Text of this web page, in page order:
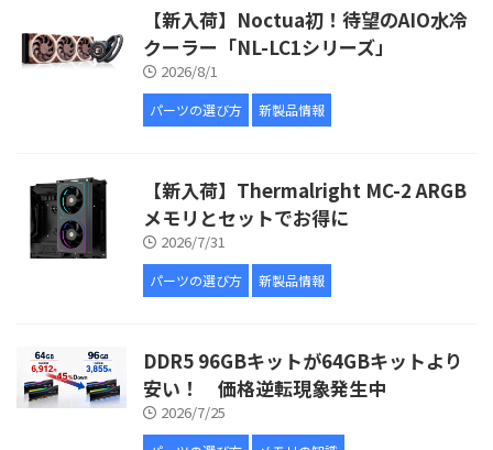
【新入荷】Noctua初！待望のAIO水冷
クーラー「NL-LC1シリーズ」
2026/8/1
パーツの選び方 新製品情報
【新入荷】Thermalright MC-2 ARGB
メモリとセットでお得に
2026/7/31
パーツの選び方 新製品情報
DDR5 96GBキットが64GBキットより
安い！ 価格逆転現象発生中
2026/7/25